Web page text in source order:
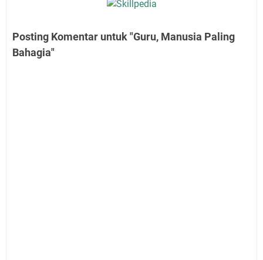
Posting Komentar untuk "Guru, Manusia Paling
Bahagia"